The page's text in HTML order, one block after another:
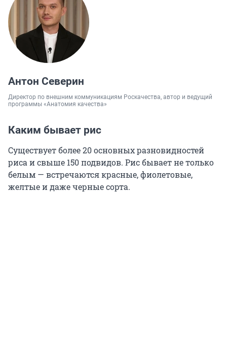
Антон Северин
Директор по внешним коммуникациям Роскачества, автор и ведущий
программы «Анатомия качества»
Каким бывает рис
Существует более 20 основных разновидностей
риса и свыше 150 подвидов. Рис бывает не только
белым — встречаются красные, фиолетовые,
желтые и даже черные сорта.